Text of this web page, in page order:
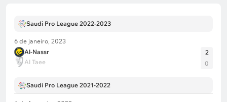
Saudi Pro League 2022-2023
6 de janeiro, 2023
Al-Nassr
Al Taee
2
0
Saudi Pro League 2021-2022